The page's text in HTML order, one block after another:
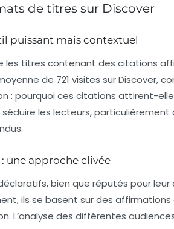
de titres sur Discover
puissant mais contextuel
les titres contenant des citations
de 721 visites surDiscover,
: pourquoi ces citations attirent-
les lecteurs, particulièrement
une approche clivée
bien que réputés pour
ils se basent sur des
L’analyse des différentes